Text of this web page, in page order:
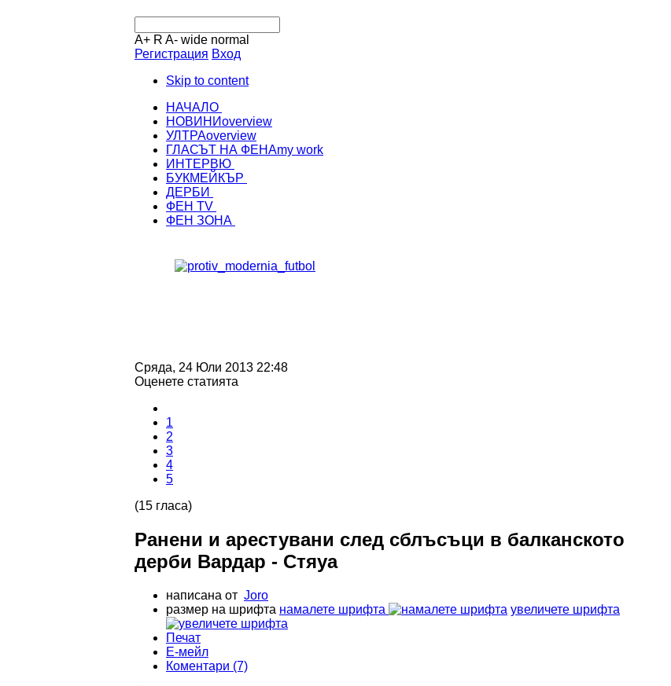
A+ R A- wide normal
Регистрация Вход
Skip to content
НАЧАЛО
НОВИНИoverview
УЛТРАoverview
ГЛАСЪТ НА ФЕНАmy work
ИНТЕРВЮ
БУКМЕЙКЪР
ДЕРБИ
ФЕН TV
ФЕН ЗОНА
Сряда, 24 Юли 2013 22:48
Оценете статията
1
2
3
4
5
(15 гласа)
Ранени и арестувани след сблъсъци в балканското
дерби Вардар - Стяуа
написана от Joro
размер на шрифта намалете шрифта увеличете шрифта
Печат
Е-мейл
Коментари (7)